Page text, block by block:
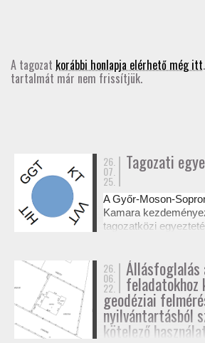
TOVÁBBKÉPZÉSEK
ELNÖKSÉG
MUNKATERVEK, BESZÁMOLÓK
HATÁROZATOK
JOGSZABÁLYOK,
NÉVJEGYZÉK
SEGÉDLETEK / FAP
A tagozat korábbi honlapja elérhető még itt
tartalmát már nem frissítjük.
26.
07.
25.
Tagozati
A Győr-Moson-
Kamara
tagozatközi
dokumentációk
résztvevő tagozatok
Korm. rendelet
workshopok
szakmai
26.
06.
22.
Állásfoglalás
feladatokhoz
geodéziai
nyilvántartásból
kötelező